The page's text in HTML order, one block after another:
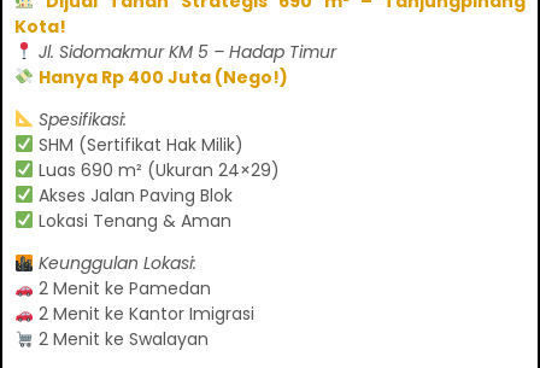
Kota!
Jl. Sidomakmur KM 5 – Hadap Timur
Hanya Rp 400 Juta (Nego!)
Spesifikasi:
SHM (Sertifikat Hak Milik)
Luas 690 m² (Ukuran 24×29)
Akses Jalan Paving Blok
Lokasi Tenang & Aman
Keunggulan Lokasi:
2 Menit ke Pamedan
2 Menit ke Kantor Imigrasi
2 Menit ke Swalayan